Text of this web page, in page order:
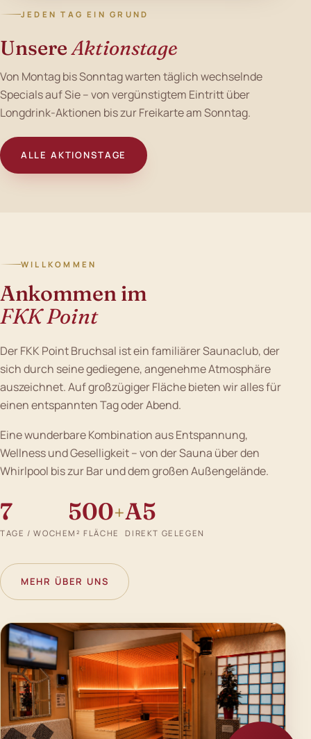
JEDEN TAG EIN GRUND
Unsere Aktionstage
Von Montag bis Sonntag warten täglich wechselnde
Specials auf Sie – von vergünstigtem Eintritt über
Longdrink-Aktionen bis zur Freikarte am Sonntag.
ALLE AKTIONSTAGE
WILLKOMMEN
Ankommen im
FKK Point
Der FKK Point Bruchsal ist ein familiärer Saunaclub, der
sich durch seine gediegene, angenehme Atmosphäre
auszeichnet. Auf großzügiger Fläche bieten wir alles für
einen entspannten Tag oder Abend.
Eine wunderbare Kombination aus Entspannung,
Wellness und Geselligkeit – von der Sauna über den
Whirlpool bis zur Bar und dem großen Außengelände.
7
TAGE / WOCHE
500+
M² FLÄCHE
A5
DIREKT GELEGEN
MEHR ÜBER UNS